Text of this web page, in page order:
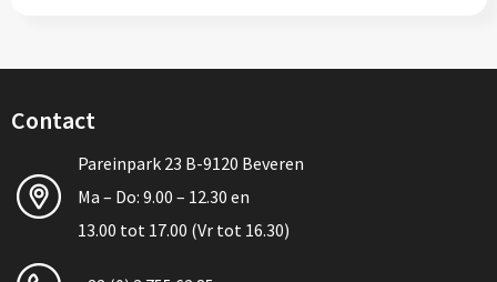
Contact
Pareinpark 23 B-9120 Beveren
Ma – Do: 9.00 – 12.30 en
13.00 tot 17.00 (Vr tot 16.30)